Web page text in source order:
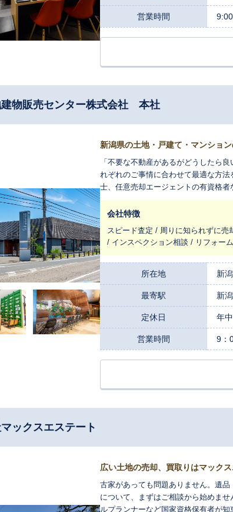
営業時間
建物販売センター株式会社 本社
新潟県の土地・戸建て・マンショ
「不要な不動産があるがどうしたら
れぞれのご事情に合わせて最適な方
士、任意売却エージェントの有資格者
会社特徴
スピード査定 / 周りに知られずに
/ インスペクション相談 / リフォー
所在地 新
最寄駅 新
定休日 年
営業時間 9：
ックスエステート
広い土地の売却、買取りはマック
古家があっても問題ありません。遺品・残
について、まずはご相談から始めま
ルプランナーなど国家資格保有者が知恵を絞り対応を検討いたし